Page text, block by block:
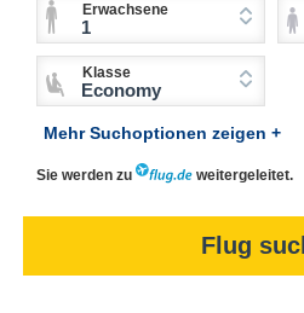
Erwachsene
1
Klasse
Economy
Mehr Suchoptionen zeigen +
Sie werden zu weitergeleitet.
Flug